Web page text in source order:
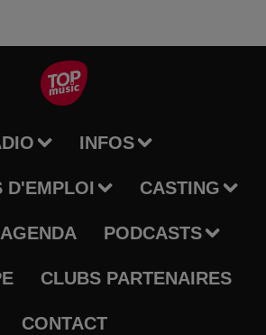
INFOS
D'EMPLOI CASTING
AGENDA PODCASTS
CLUBS PARTENAIRES
CONTACT